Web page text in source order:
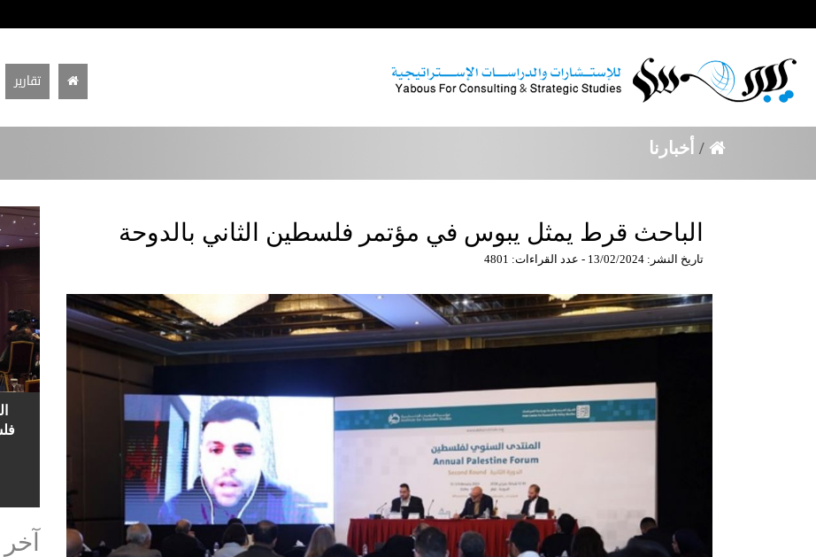
تقارير
/ أخبارنا
الباحث قرط يمثل يبوس في مؤتمر فلسطين الثاني بالدوحة
تاريخ النشر: 13/02/2024 - عدد القراءات: 4801
الباحث قرط يمثل
آخر